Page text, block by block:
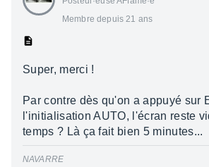
Membre depuis 21 ans
Super, merci !
Par contre dès qu'on a appuyé sur
l'initialisation AUTO, l'écran reste
temps ? Là ça fait bien 5 minutes...
NAVARRE